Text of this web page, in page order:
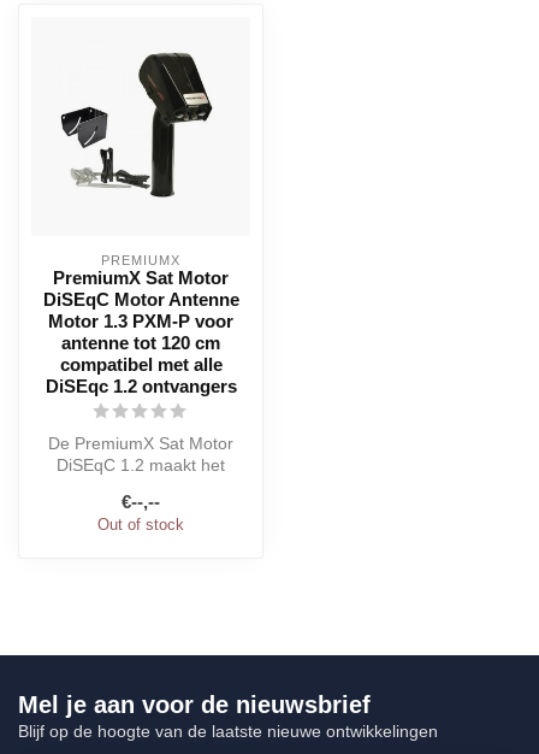
PREMIUMX
PremiumX Sat Motor
DiSEqC Motor Antenne
Motor 1.3 PXM-P voor
antenne tot 120 cm
compatibel met alle
DiSEqc 1.2 ontvangers
De PremiumX Sat Motor
DiSEqC 1.2 maakt het
satellietantenne te w...
€--,--
Out of stock
Mel je aan voor de nieuwsbrief
Blijf op de hoogte van de laatste nieuwe ontwikkelingen